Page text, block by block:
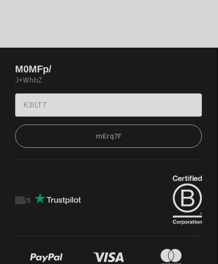
M0MFp/
J+WhhZ
mErq7F
Trustpilot
/5